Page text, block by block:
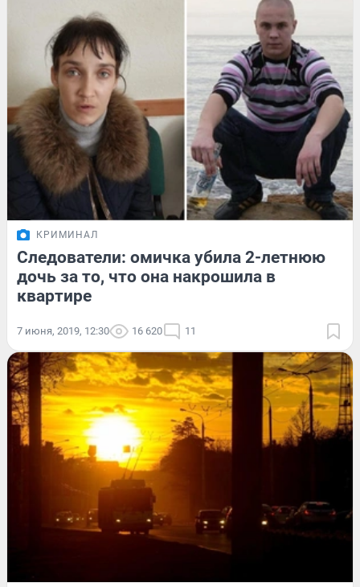
КРИМИНАЛ
Следователи: омичка убила 2-летнюю
дочь за то, что она накрошила в
квартире
7 июня, 2019, 12:30 16 620 11